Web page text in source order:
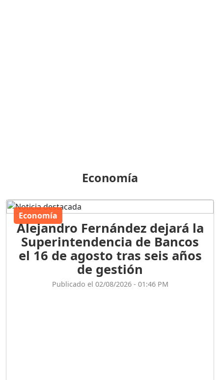
Economía
Economía
Alejandro Fernández dejará la
Superintendencia de Bancos
el 16 de agosto tras seis años
de gestión
Publicado el 02/08/2026 - 01:46 PM